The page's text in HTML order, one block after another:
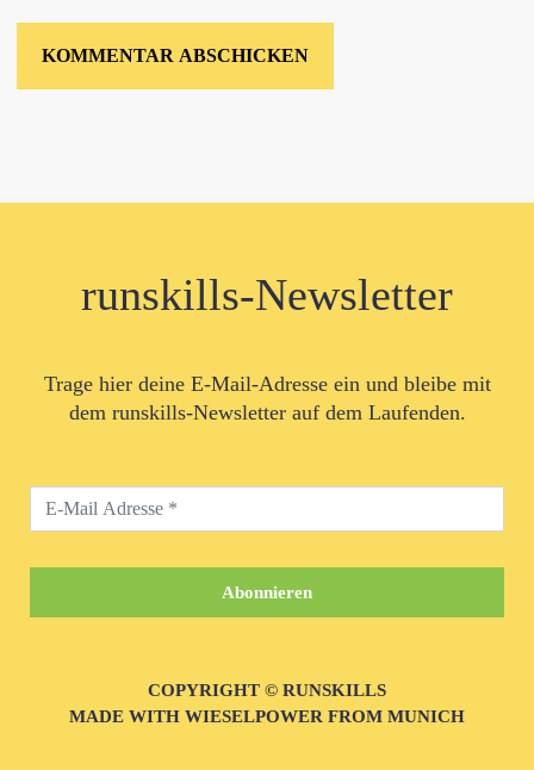
runskills-Newsletter
Trage hier deine E-Mail-Adresse ein und bleibe mit
dem runskills-Newsletter auf dem Laufenden.
COPYRIGHT © RUNSKILLS
MADE WITH WIESELPOWER FROM MUNICH